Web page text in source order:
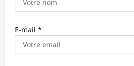
E-mail *